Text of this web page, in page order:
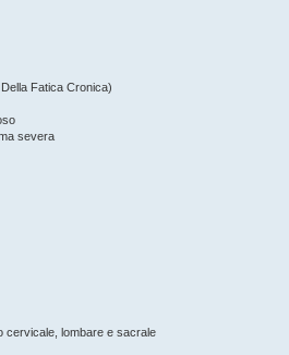
Fatica Cronica)
severa
cervicale, lombare e sacrale